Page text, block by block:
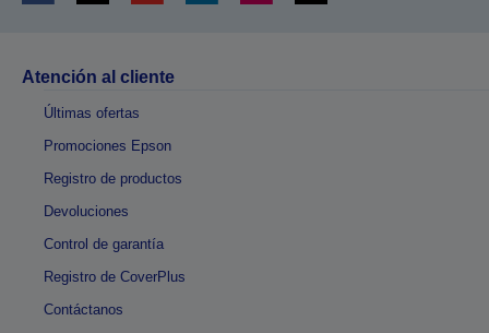
Atención al cliente
Últimas ofertas
Promociones Epson
Registro de productos
Devoluciones
Control de garantía
Registro de CoverPlus
Contáctanos